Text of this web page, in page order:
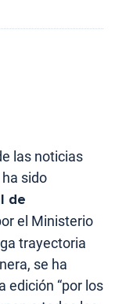
las noticias
sido
de
el Ministerio
trayectoria
se ha
edición “por los